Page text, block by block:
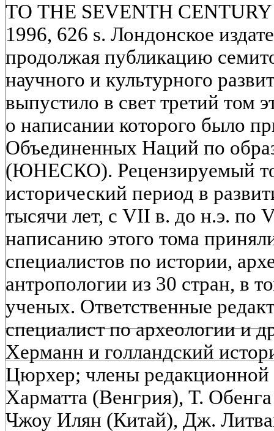
ТО THE SEVENTH
1996, 626 s. Лондонское
продолжая публикацию
научного и культурного
выпустило в свет третий том
о написании которого было
Объединенных Наций по
(ЮНЕСКО). Рецензируемый
исторический период в
тысячи лет, с VII в. до н.э. по
написанию этого тома
специалистов по истории,
антропологии из 30 стран, в
ученых. Ответственные
специалист по археологии и
Херманн и голландский
Цюрхер; члены
Харматта (Венгрия), Т.
Чжоу Илян (Китай), Дж.